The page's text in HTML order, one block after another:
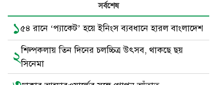
সর্বশেষ
১৫৪ রানে ‘প্যাকেট’ হয়ে ইনিংস ব্যবধানে হারল বাংলাদেশ
২শিল্পকলায় তিন দিনের চলচ্চিত্র উৎসব, থাকছে ছয়
সিনেমা